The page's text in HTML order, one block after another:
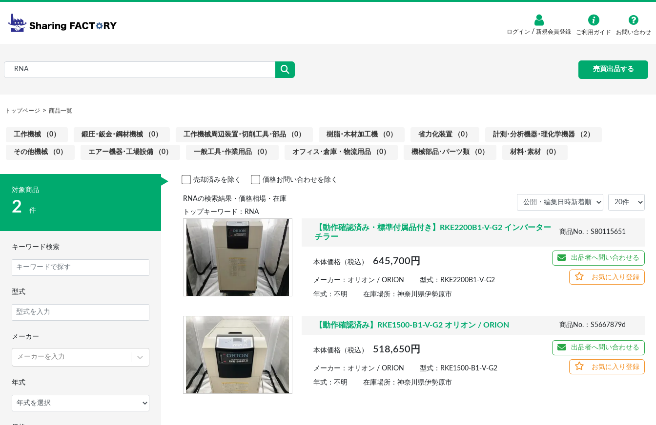
ログイン / 新規会員登録 ご利用ガイド お問い合わせ
売買出品する
トップページ 商品一覧
工作機械 （0） 鍛圧･鈑金･鋼材機械 （0） 工作機械周辺装置･切削工具･部品 （0） 樹脂･木材加工機 （0） 省力化装置 （0） 計測･分析機器･理化学機器 （2）
その他機械 （0） エアー機器･工場設備 （0） 一般工具･作業用品 （0） オフィス･倉庫・物流用品 （0） 機械部品･パーツ類 （0） 材料･素材 （0）
売却済みを除く 価格お問い合わせを除く
RNAの検索結果・価格相場・在庫
トップキーワード：RNA
【動作確認済み・標準付属品付き】RKE2200B1-V-G2 インバーター
チラー
商品No.：S80115651
本体価格（税込） 645,700円
メーカー：オリオン / ORION 型式：RKE2200B1-V-G2
年式：不明 在庫場所：神奈川県伊勢原市
出品者へ問い合わせる
お気に入り登録
【動作確認済み】RKE1500-B1-V-G2 オリオン / ORION 商品No.：S5667879d
本体価格（税込） 518,650円
メーカー：オリオン / ORION 型式：RKE1500-B1-V-G2
年式：不明 在庫場所：神奈川県伊勢原市
出品者へ問い合わせる
お気に入り登録
対象商品
2 件
キーワード検索
型式
メーカー
メーカーを入力
年式